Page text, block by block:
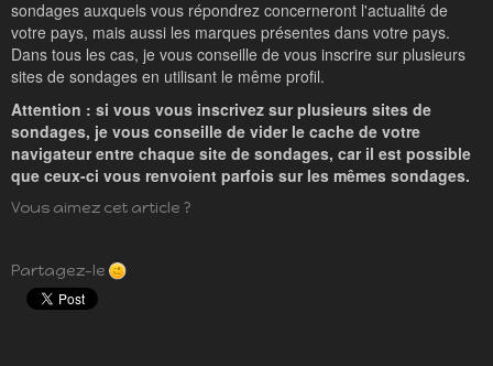
sondages auxquels vous répondrez concerneront l'actualité de
votre pays, mais aussi les marques présentes dans votre pays.
Dans tous les cas, je vous conseille de vous inscrire sur plusieurs
sites de sondages en utilisant le même profil.
Attention : si vous vous inscrivez sur plusieurs sites de
sondages, je vous conseille de vider le cache de votre
navigateur entre chaque site de sondages, car il est possible
que ceux-ci vous renvoient parfois sur les mêmes sondages.
Vous aimez cet article ?
Partagez-le